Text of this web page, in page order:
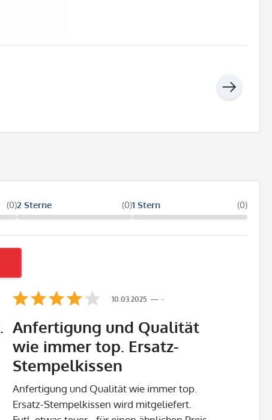
(0)2 Sterne (0)1 Stern (0)
-
10.03.2025
Anfertigung und Qualität
wie immer top. Ersatz-
Stempelkissen
Anfertigung und Qualität wie immer top.
Ersatz-Stempelkissen wird mitgeliefert.